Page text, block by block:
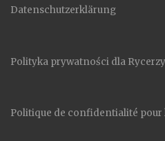
Datenschutzerklärung
Polityka prywatności dla Rycerzy
Politique de confidentialité pour